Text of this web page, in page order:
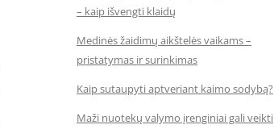
– kaip išvengti klaidų
Medinės žaidimų aikštelės vaikams –
pristatymas ir surinkimas
Kaip sutaupyti aptveriant kaimo sodybą?
Maži nuotekų valymo įrenginiai gali veikti